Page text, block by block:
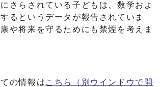
さらされている子どもは、数学およ
るというデータが報告されていま
や将来を守るためにも禁煙を考えま
の情報は こちら
（別ウインドウで開